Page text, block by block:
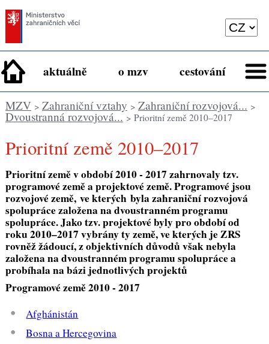
aktuálně o mzv cestování
MZV> Zahraniční vztahy > Zahraniční rozvojová... >
Dvoustranná rozvojová... > Prioritní země 2010–2017
Prioritní země 2010–2017
Prioritní země v období 2010 - 2017 zahrnovaly tzv.
programové země a projektové země. Programové jsou
rozvojové země, ve kterých byla zahraniční rozvojová
spolupráce založena na dvoustranném programu
spolupráce.Jako tzv. projektové byly pro období od
roku 2010–2017 vybrány ty země, ve kterých je ZRS
rovněž žádoucí, z objektivních důvodů však nebyla
založena na dvoustranném programu spolupráce a
probíhala na bázi jednotlivých projektů
Programové země 2010 - 2017
Afghánistán
Bosna a Hercegovina